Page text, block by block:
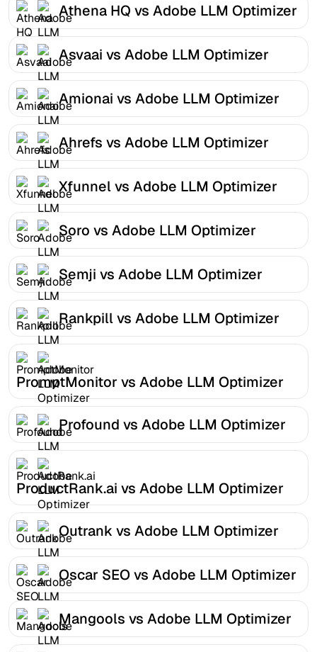
Athena HQ vs Adobe LLM Optimizer
Asvaai vs Adobe LLM Optimizer
Amionai vs Adobe LLM Optimizer
Ahrefs vs Adobe LLM Optimizer
Xfunnel vs Adobe LLM Optimizer
Soro vs Adobe LLM Optimizer
Semji vs Adobe LLM Optimizer
Rankpill vs Adobe LLM Optimizer
PromptMonitor vs Adobe LLM Optimizer
Profound vs Adobe LLM Optimizer
ProductRank.ai vs Adobe LLM Optimizer
Outrank vs Adobe LLM Optimizer
Oscar SEO vs Adobe LLM Optimizer
Mangools vs Adobe LLM Optimizer